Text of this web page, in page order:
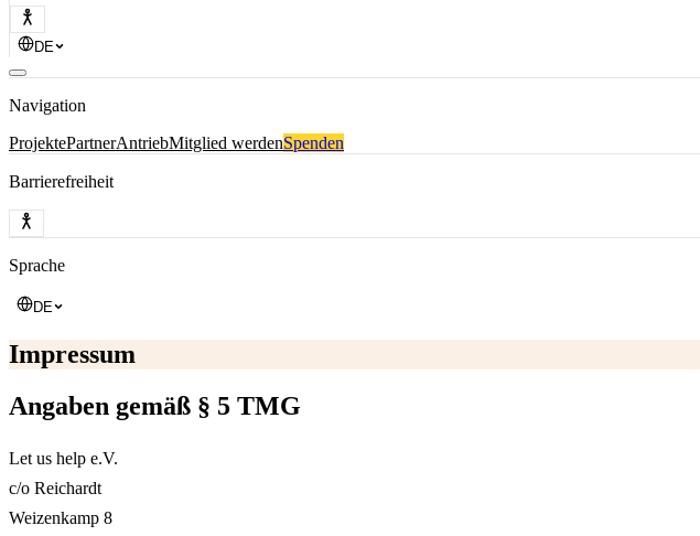
DE
Navigation
ProjektePartnerAntriebMitglied werdenSpenden
Barrierefreiheit
Sprache
DE
Impressum
Angaben gemäß § 5 TMG
Let us help e.V.
c/o Reichardt
Weizenkamp 8